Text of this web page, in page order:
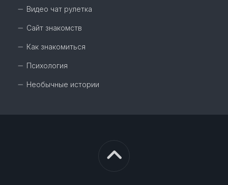
Видео чат рулетка
Сайт знакомств
Как знакомиться
Психология
Необычные истории